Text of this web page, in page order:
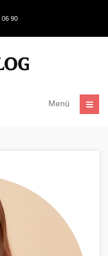
06 90
Menü